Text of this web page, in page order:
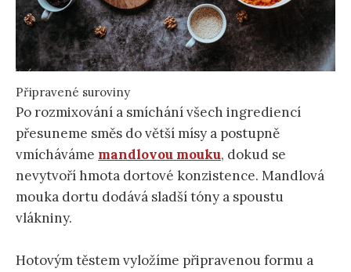
Připravené suroviny
Po rozmixování a smíchání všech ingrediencí
přesuneme směs do větší mísy a postupně
vmícháváme mandlovou mouku, dokud se
nevytvoří hmota dortové konzistence. Mandlová
mouka dortu dodává sladší tóny a spoustu
vlákniny.
Hotovým těstem vyložíme připravenou formu a